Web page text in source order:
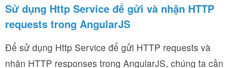
Sử dụng Http Service để gửi và nhận HTTP
requests trong AngularJS
Để sử dụng Http Service để gửi HTTP requests và
nhận HTTP responses trong AngularJS, chúng ta cần